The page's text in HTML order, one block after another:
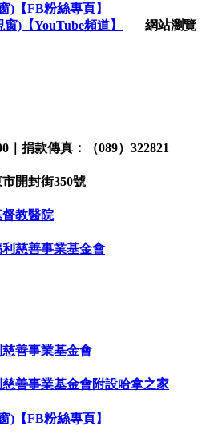
【FB粉絲專頁】
【YouTube頻道】
網站瀏覽
｜捐款傳真：（089）322821
開封街350號
教醫院
慈善事業基金會
善事業基金會
善事業基金會附設哈拿之家
【FB粉絲專頁】